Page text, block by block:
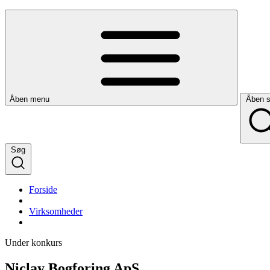
Åben menu Åben
Søg
Forside
Virksomheder
Under konkurs